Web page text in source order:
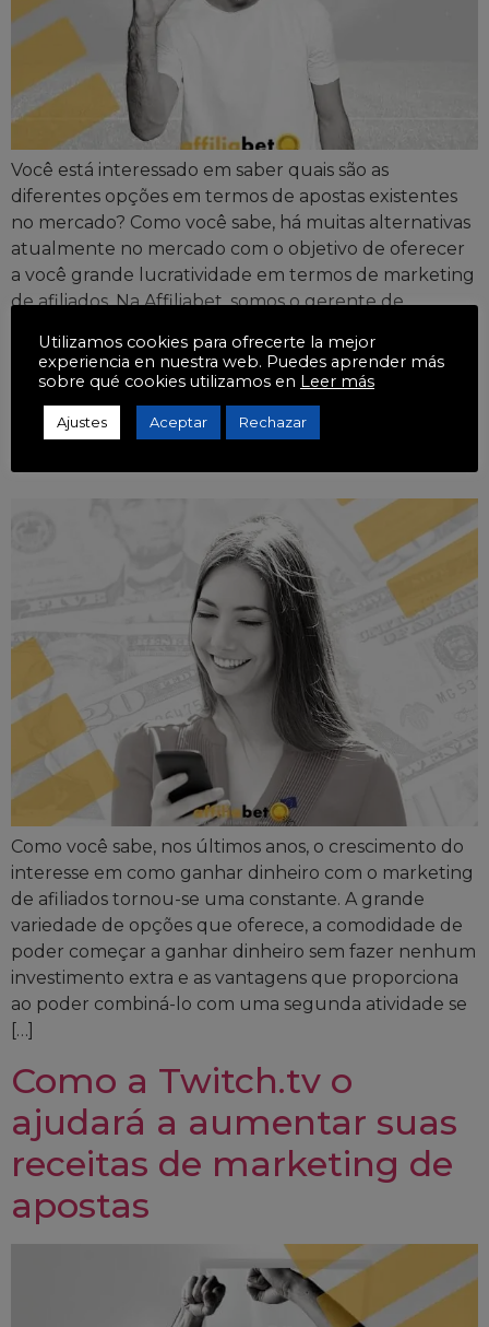
Você está interessado em saber quais são as
diferentes opções em termos de apostas existentes
no mercado? Como você sabe, há muitas alternativas
atualmente no mercado com o objetivo de oferecer
a você grande lucratividade em termos de marketing
de afiliados. Na Affiliabet, somos o gerente de
Você sabe como ganhar
dinheiro com o marketing
de afiliados?
Como você sabe, nos últimos anos, o crescimento do
interesse em como ganhar dinheiro com o marketing
de afiliados tornou-se uma constante. A grande
variedade de opções que oferece, a comodidade de
poder começar a ganhar dinheiro sem fazer nenhum
investimento extra e as vantagens que proporciona
ao poder combiná-lo com uma segunda atividade se
[…]
Como a Twitch.tv o
ajudará a aumentar suas
receitas de marketing de
apostas
Utilizamos cookies para ofrecerte la mejor
experiencia en nuestra web. Puedes aprender más
sobre qué cookies utilizamos en Leer más
Ajustes Aceptar Rechazar